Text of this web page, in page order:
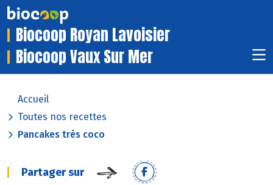
Biocoop Royan Lavoisier
Biocoop Vaux Sur Mer
Accueil
Toutes nos recettes
Pancakes très coco
Partager sur